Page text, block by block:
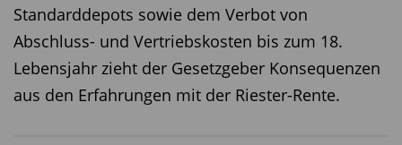
Standarddepots sowie dem Verbot von
Abschluss- und Vertriebskosten bis zum 18.
Lebensjahr zieht der Gesetzgeber Konsequenzen
aus den Erfahrungen mit der Riester-Rente.